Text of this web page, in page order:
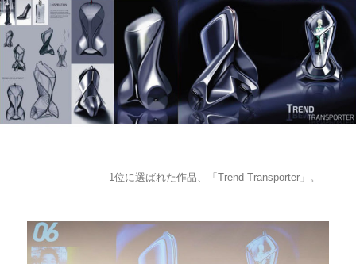
1位に選ばれた作品、「Trend Transporter」。